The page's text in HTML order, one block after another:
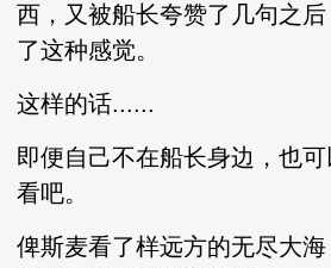
西，又被船长夸赞了几句之
了这种感觉。
这样的话......
即便自己不在船长身边，也
看吧。
俾斯麦看了样远方的无尽大